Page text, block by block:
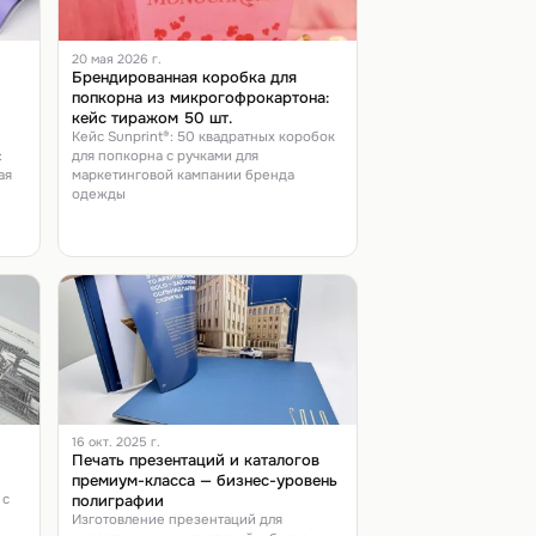
20 мая 2026 г.
Брендированная коробка для
попкорна из микрогофрокартона:
кейс тиражом 50 шт.
Кейс Sunprint®: 50 квадратных коробок
для попкорна с ручками для
маркетинговой кампании бренда
одежды
16 окт. 2025 г.
Печать презентаций и каталогов
премиум-класса — бизнес-уровень
полиграфии
Изготовление презентаций для